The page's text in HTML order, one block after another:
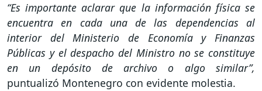
“Es importante aclarar que la información física se
encuentra en cada una de las dependencias al
interior del Ministerio de Economía y Finanzas
Públicas y el despacho del Ministro no se constituye
en un depósito de archivo o algo similar”,
puntualizó Montenegro con evidente molestia.